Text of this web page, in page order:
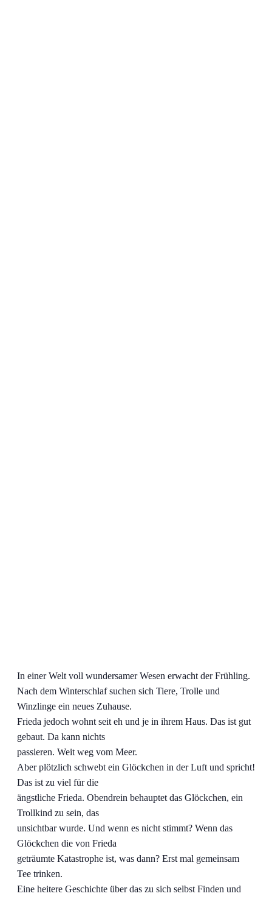
In einer Welt voll wundersamer Wesen erwacht der Frühling.
Nach dem Winterschlaf suchen sich Tiere, Trolle und
Winzlinge ein neues Zuhause.
Frieda jedoch wohnt seit eh und je in ihrem Haus. Das ist gut
gebaut. Da kann nichts
passieren. Weit weg vom Meer.
Aber plötzlich schwebt ein Glöckchen in der Luft und spricht!
Das ist zu viel für die
ängstliche Frieda. Obendrein behauptet das Glöckchen, ein
Trollkind zu sein, das
unsichtbar wurde. Und wenn es nicht stimmt? Wenn das
Glöckchen die von Frieda
geträumte Katastrophe ist, was dann? Erst mal gemeinsam
Tee trinken.
Eine heitere Geschichte über das zu sich selbst Finden und